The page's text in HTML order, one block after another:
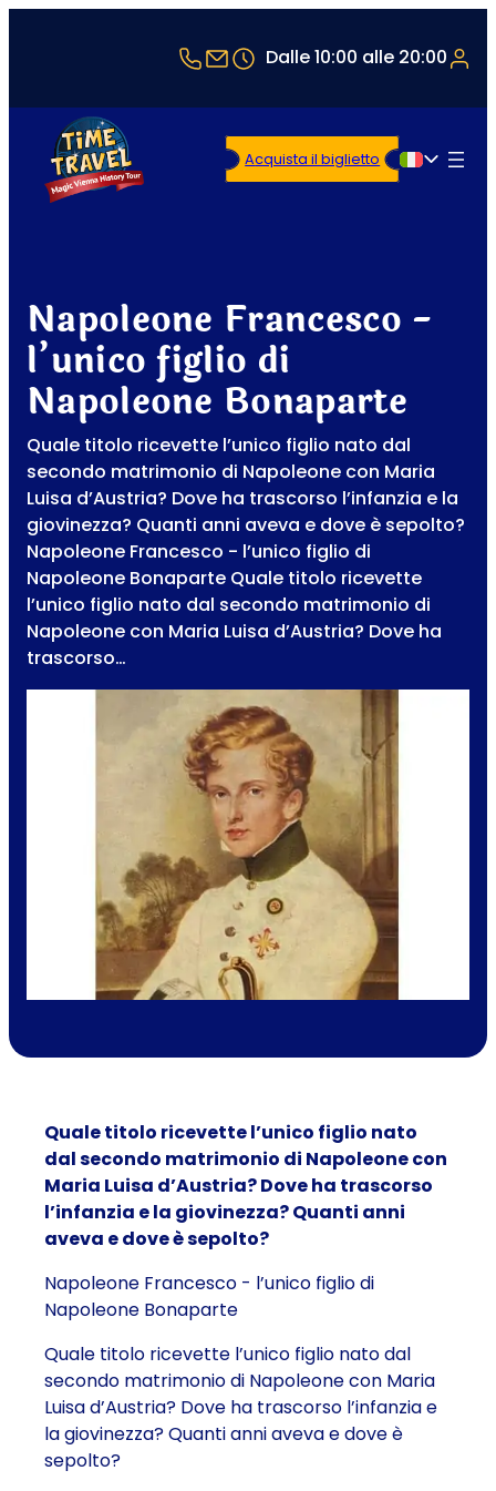
+43 1 5321514
office@timetravel-vienna.at
Dalle 10:00 alle 20:00
Italiano
Acquista il biglietto
Napoleone Francesco -
l’unico figlio di
Napoleone Bonaparte
Quale titolo ricevette l’unico figlio nato dal
secondo matrimonio di Napoleone con Maria
Luisa d’Austria? Dove ha trascorso l’infanzia e la
giovinezza? Quanti anni aveva e dove è sepolto?
Napoleone Francesco - l’unico figlio di
Napoleone Bonaparte Quale titolo ricevette
l’unico figlio nato dal secondo matrimonio di
Napoleone con Maria Luisa d’Austria? Dove ha
trascorso…
Quale titolo ricevette l’unico figlio nato
dal secondo matrimonio di Napoleone con
Maria Luisa d’Austria? Dove ha trascorso
l’infanzia e la giovinezza? Quanti anni
aveva e dove è sepolto?
Napoleone Francesco - l’unico figlio di
Napoleone Bonaparte
Quale titolo ricevette l’unico figlio nato dal
secondo matrimonio di Napoleone con Maria
Luisa d’Austria? Dove ha trascorso l’infanzia e
la giovinezza? Quanti anni aveva e dove è
sepolto?